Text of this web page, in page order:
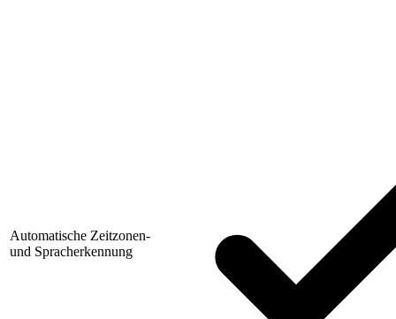
Automatische Zeitzonen-
und Spracherkennung